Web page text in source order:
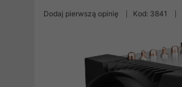
Dodaj pierwszą opinię Kod: 3841